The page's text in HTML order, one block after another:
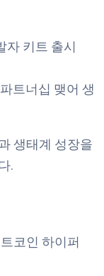
자 키트 출시
트너십 맺어 생
생태계 성장을
.
코인 하이퍼